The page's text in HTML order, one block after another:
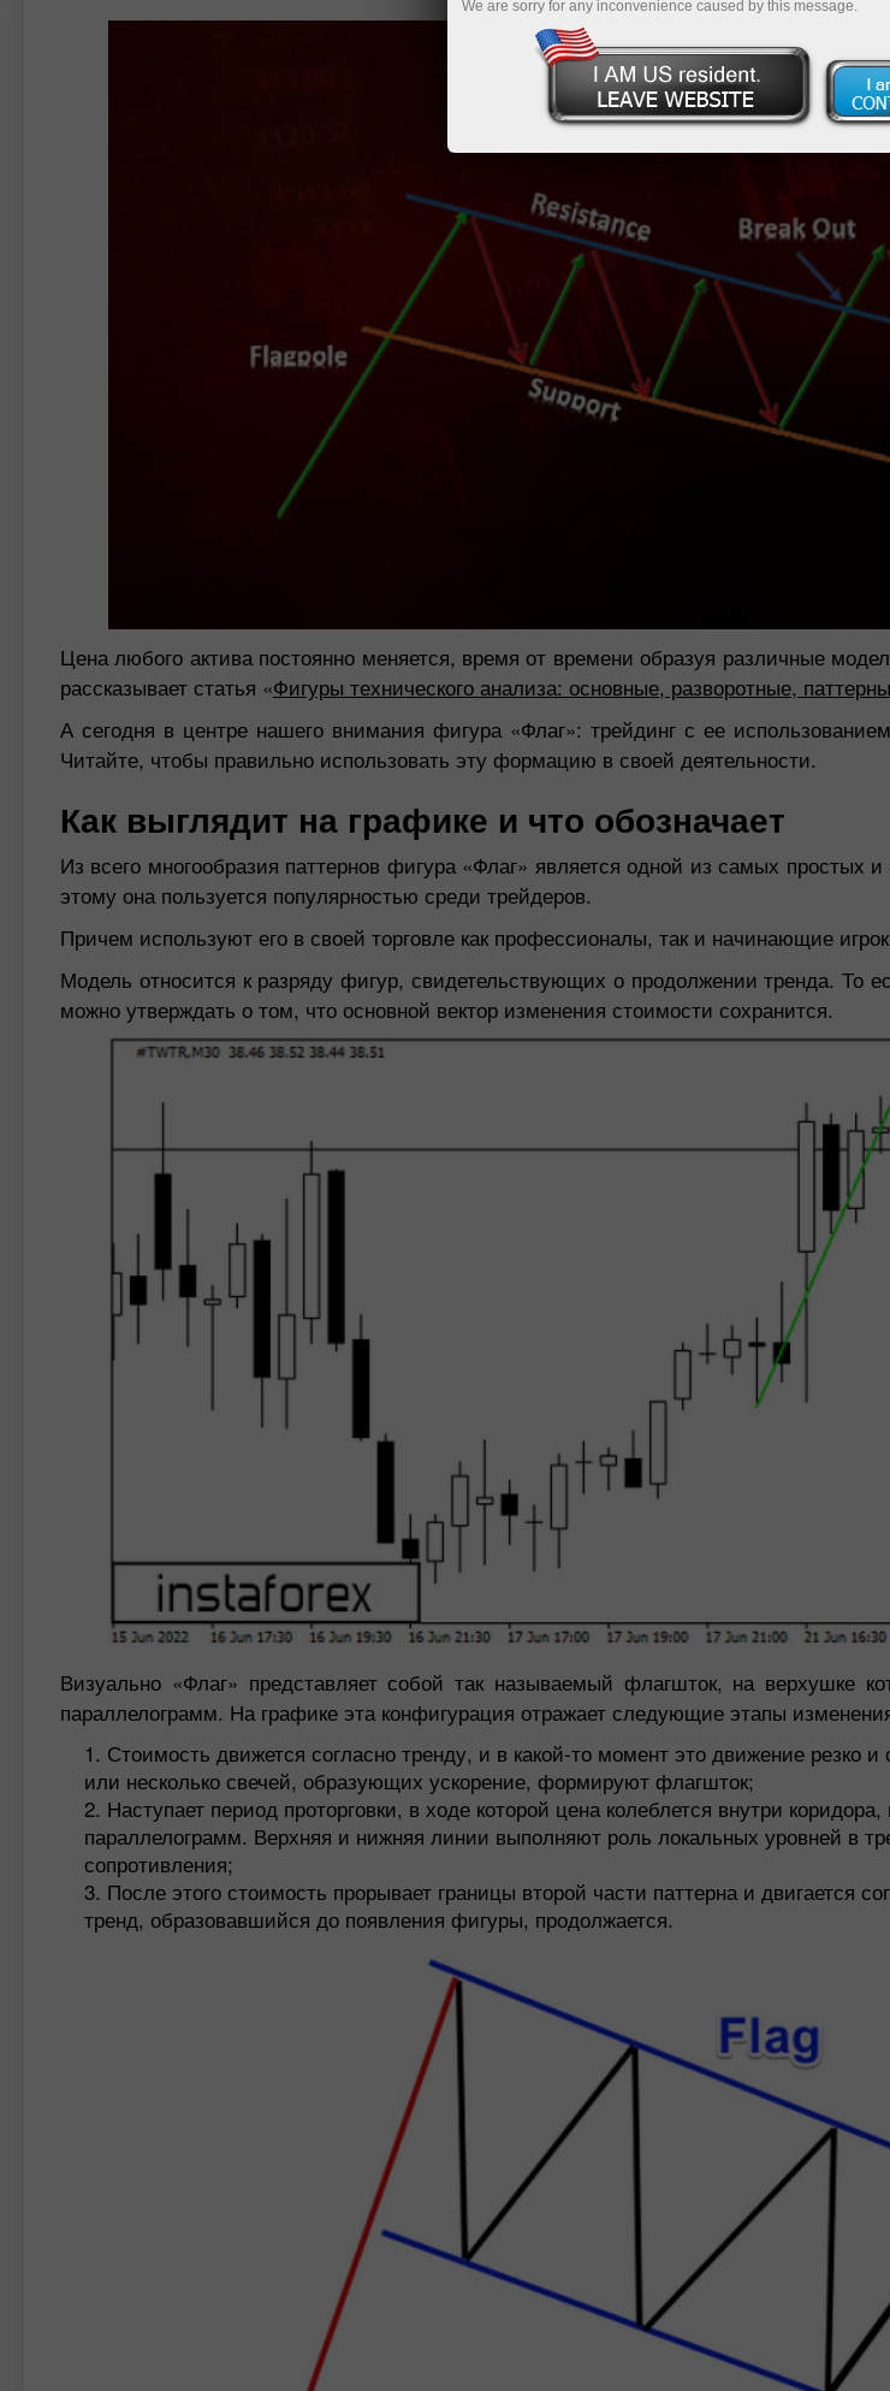
Цена любого актива постоянно меняется, время от времени образуя различные
рассказывает статья «Фигуры технического анализа: основные, разворотные, паттерны
А сегодня в центре нашего внимания фигура «Флаг»: трейдинг с ее
Читайте, чтобы правильно использовать эту формацию в своей деятельности.
Как выглядит на графике и что обозначает
Из всего многообразия паттернов фигура «Флаг» является одной из самых простых
этому она пользуется популярностью среди трейдеров.
Причем используют его в своей торговле как профессионалы, так и начинающие
Модель относится к разряду фигур, свидетельствующих о продолжении тренда. То
можно утверждать о том, что основной вектор изменения стоимости сохранится.
Визуально «Флаг» представляет собой так называемый флагшток, на верхушке
параллелограмм. На графике эта конфигурация отражает следующие этапы
Стоимость движется согласно тренду, и в какой-то момент это движение резко
или несколько свечей, образующих ускорение, формируют флагшток;
Наступает период проторговки, в ходе которой цена колеблется внутри
параллелограмм. Верхняя и нижняя линии выполняют роль локальных уровней в
сопротивления;
После этого стоимость прорывает границы второй части паттерна и двигается
тренд, образовавшийся до появления фигуры, продолжается.
Бонус 30%
Клубный бонус
We are sorry for any inconvenience caused by this message.